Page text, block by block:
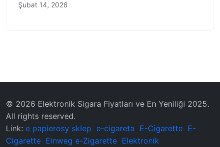
Şubat 14, 2026
© 2026 Elektronik Sigara Fiyatları ve En Yeniliği 2025.
All rights reserved.
Link: e papierosy sklep e-cigareta E-Cigarette E-
Cigarette Einweg e-Zigarette Elektronik